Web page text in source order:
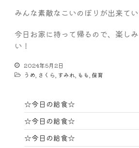
みんな素敵なこいのぼりが出来て
今日お家に持って帰るので、楽し
い！
2024年5月2日
うめ さくら すみれ もも 保育
☆今日の給食☆
☆今日の給食☆
☆今日の給食☆